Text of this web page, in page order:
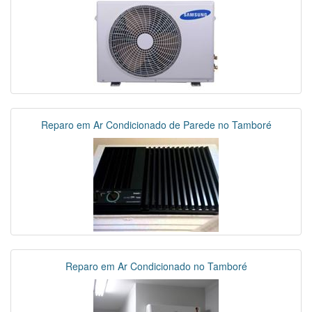
Reparo em Ar Condicionado de Parede no Tamboré
Reparo em Ar Condicionado no Tamboré